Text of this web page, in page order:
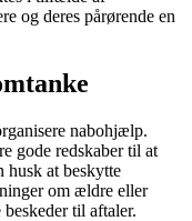
og deres pårørende en
nabohjælp.
gode redskaber til at
at beskytte
om ældre eller
til aftaler.